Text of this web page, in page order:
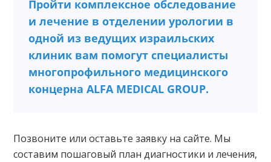
Пройти комплексное обследование
и лечение в отделении урологии в
одной из ведущих израильских
клиник вам помогут специалисты
многопрофильного медицинского
концерна ALFA MEDICAL GROUP.
Позвоните или оставьте заявку на сайте. Мы
составим пошаговый план диагностики и лечения,